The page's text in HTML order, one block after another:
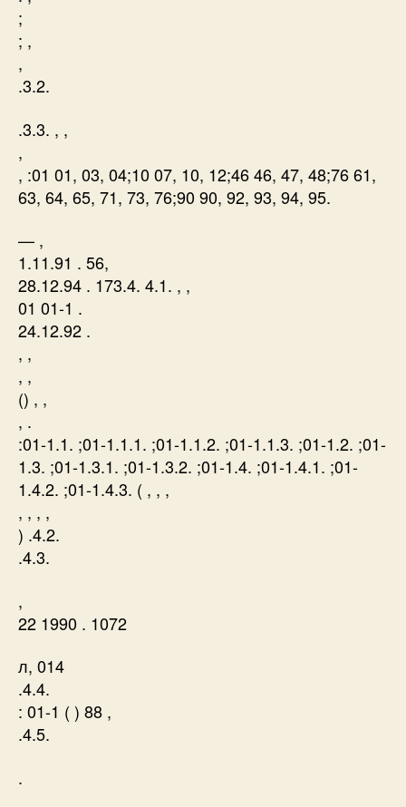
;
; ,
,
.3.2.
.3.3. , ,
,
, :01 01, 03, 04;10 07, 10, 12;46 46, 47, 48;76 61,
63, 64, 65, 71, 73, 76;90 90, 92, 93, 94, 95.
— ,
1.11.91 . 56,
28.12.94 . 173.4. 4.1. , ,
01 01-1 .
24.12.92 .
, ,
, ,
() , ,
, .
:01-1.1. ;01-1.1.1. ;01-1.1.2. ;01-1.1.3. ;01-1.2. ;01-
1.3. ;01-1.3.1. ;01-1.3.2. ;01-1.4. ;01-1.4.1. ;01-
1.4.2. ;01-1.4.3. ( , , ,
, , , ,
) .4.2.
.4.3.
,
22 1990 . 1072
л, 014
.4.4.
: 01-1 ( ) 88 ,
.4.5.
.